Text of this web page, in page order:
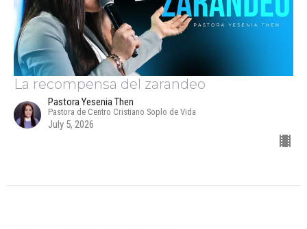
La recompensa del zarandeo
Pastora Yesenia Then
Pastora de Centro Cristiano Soplo de Vida
July 5, 2026